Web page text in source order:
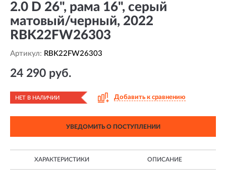
2.0 D 26", рама 16", серый
матовый/черный, 2022
RBK22FW26303
Артикул: RBK22FW26303
24 290 руб.
НЕТ В НАЛИЧИИ Добавить к сравнению
УВЕДОМИТЬ О ПОСТУПЛЕНИИ
ХАРАКТЕРИСТИКИ ОПИСАНИЕ